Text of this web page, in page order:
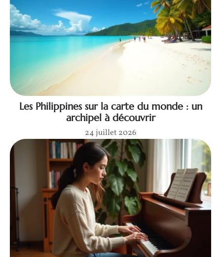
Les Philippines sur la carte du monde : un
archipel à découvrir
24 juillet 2026